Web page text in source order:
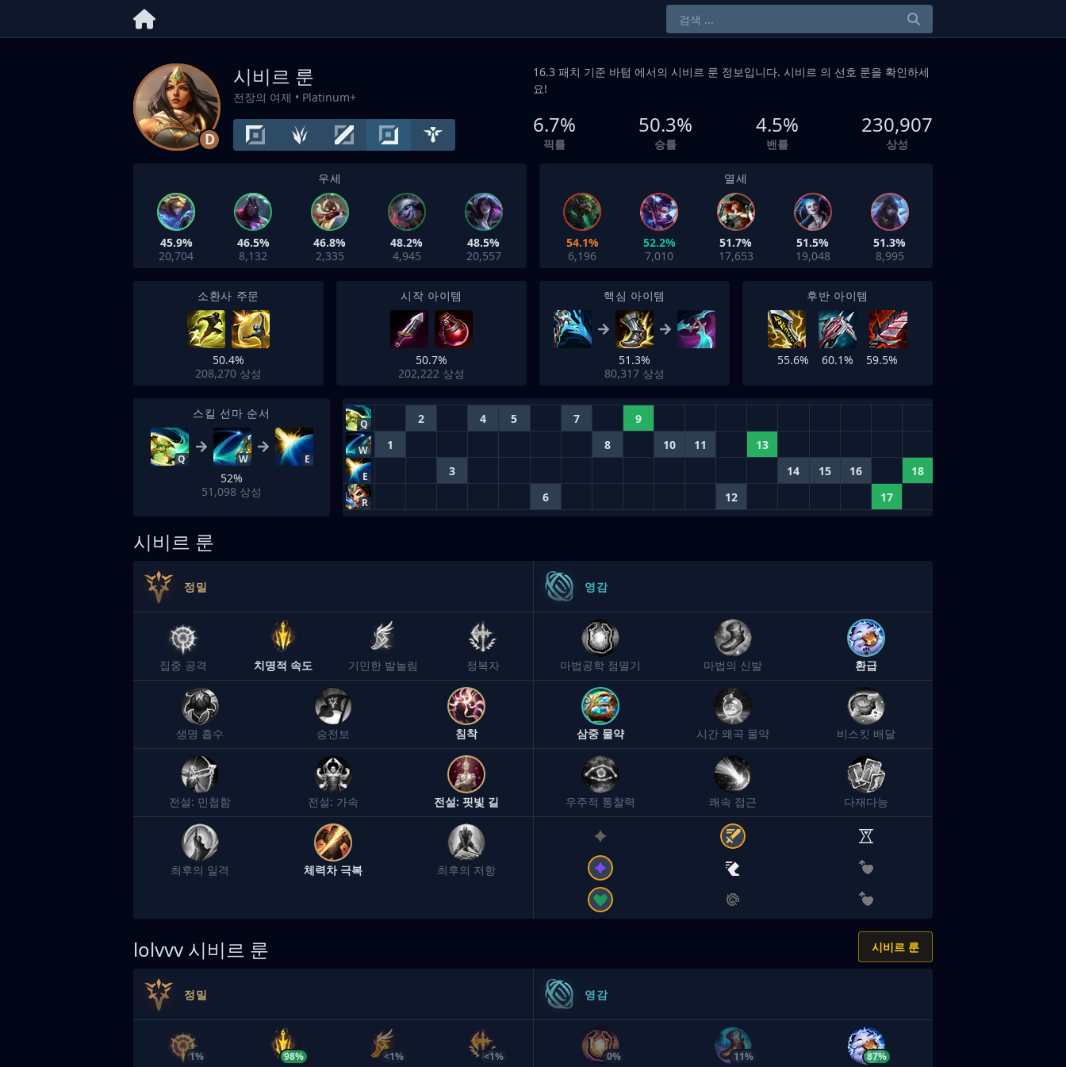
D
시비르 룬
전장의 여제 • Platinum+
16.3 패치 기준 바텀 에서의 시비르 룬 정보입니다. 시비르 의 선호 룬을 확인하세
요!
6.7%
픽률
50.3%
승률
4.5%
밴률
230,907
상성
우세
45.9%
20,704
46.5%
8,132
46.8%
2,335
48.2%
4,945
48.5%
20,557
열세
54.1%
6,196
52.2%
7,010
51.7%
17,653
51.5%
19,048
51.3%
8,995
소환사 주문
50.4%
208,270 상성
시작 아이템
50.7%
202,222 상성
핵심 아이템
51.3%
80,317 상성
후반 아이템
55.6% 60.1% 59.5%
스킬 선마 순서
Q W E
52%
51,098 상성
Q 2 4 5 7 9
W 1 8 10 11 13
E 3 14 15 16 18
R 6 12 17
시비르 룬
정밀
집중 공격 치명적 속도 기민한 발놀림 정복자
생명 흡수 승전보 침착
전설: 민첩함 전설: 가속 전설: 핏빛 길
최후의 일격 체력차 극복 최후의 저항
영감
마법공학 점멸기 마법의 신발 환급
삼중 물약 시간 왜곡 물약 비스킷 배달
우주적 통찰력 쾌속 접근 다재다능
lolvvv 시비르 룬 시비르 룬
정밀
1% 98% <1% <1%
영감
0% 11% 87%